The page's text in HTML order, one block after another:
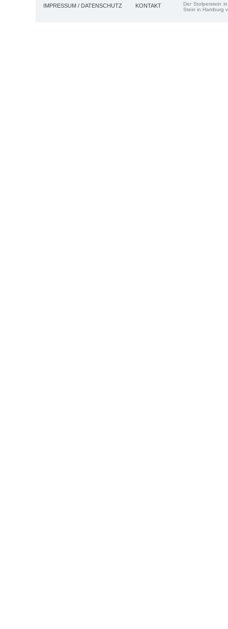
IMPRESSUM / DATENSCHUTZ KONTAKT
Der Stolperstein
Stein in Hamburg